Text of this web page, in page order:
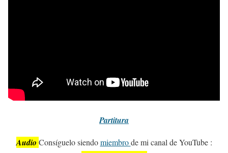
Partitura
Audio Consíguelo siendomiembrode mi canal de YouTube :